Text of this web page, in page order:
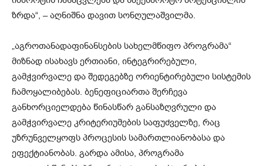
ზრდა“, – აღნიშნა დავით სონღულაშვილმა.
„აგროთანადაფინანსების სახელმწიფო პროგრამა“
მიზნად ისახავს ერთიანი, ინტეგრირებული,
გამჭვირვალე და შედეგებზე ორიენტირებული სისტემის
ჩამოყალიბებას. ბენეფიციართა შერჩევა
განხორციელდება წინასწარ განსაზღვრული და
გამჭვირვალე კრიტერიუმების საფუძველზე, რაც
უზრუნველყოფს პროცესის სამართლიანობასა და
ეფექტიანობას. გარდა ამისა, პროგრამა